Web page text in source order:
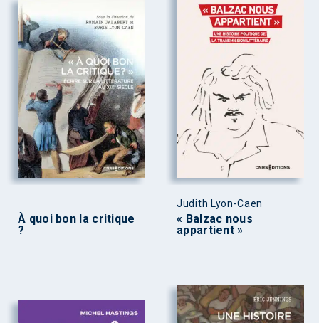
À quoi bon la critique
?
Judith Lyon-Caen
« Balzac nous
appartient »